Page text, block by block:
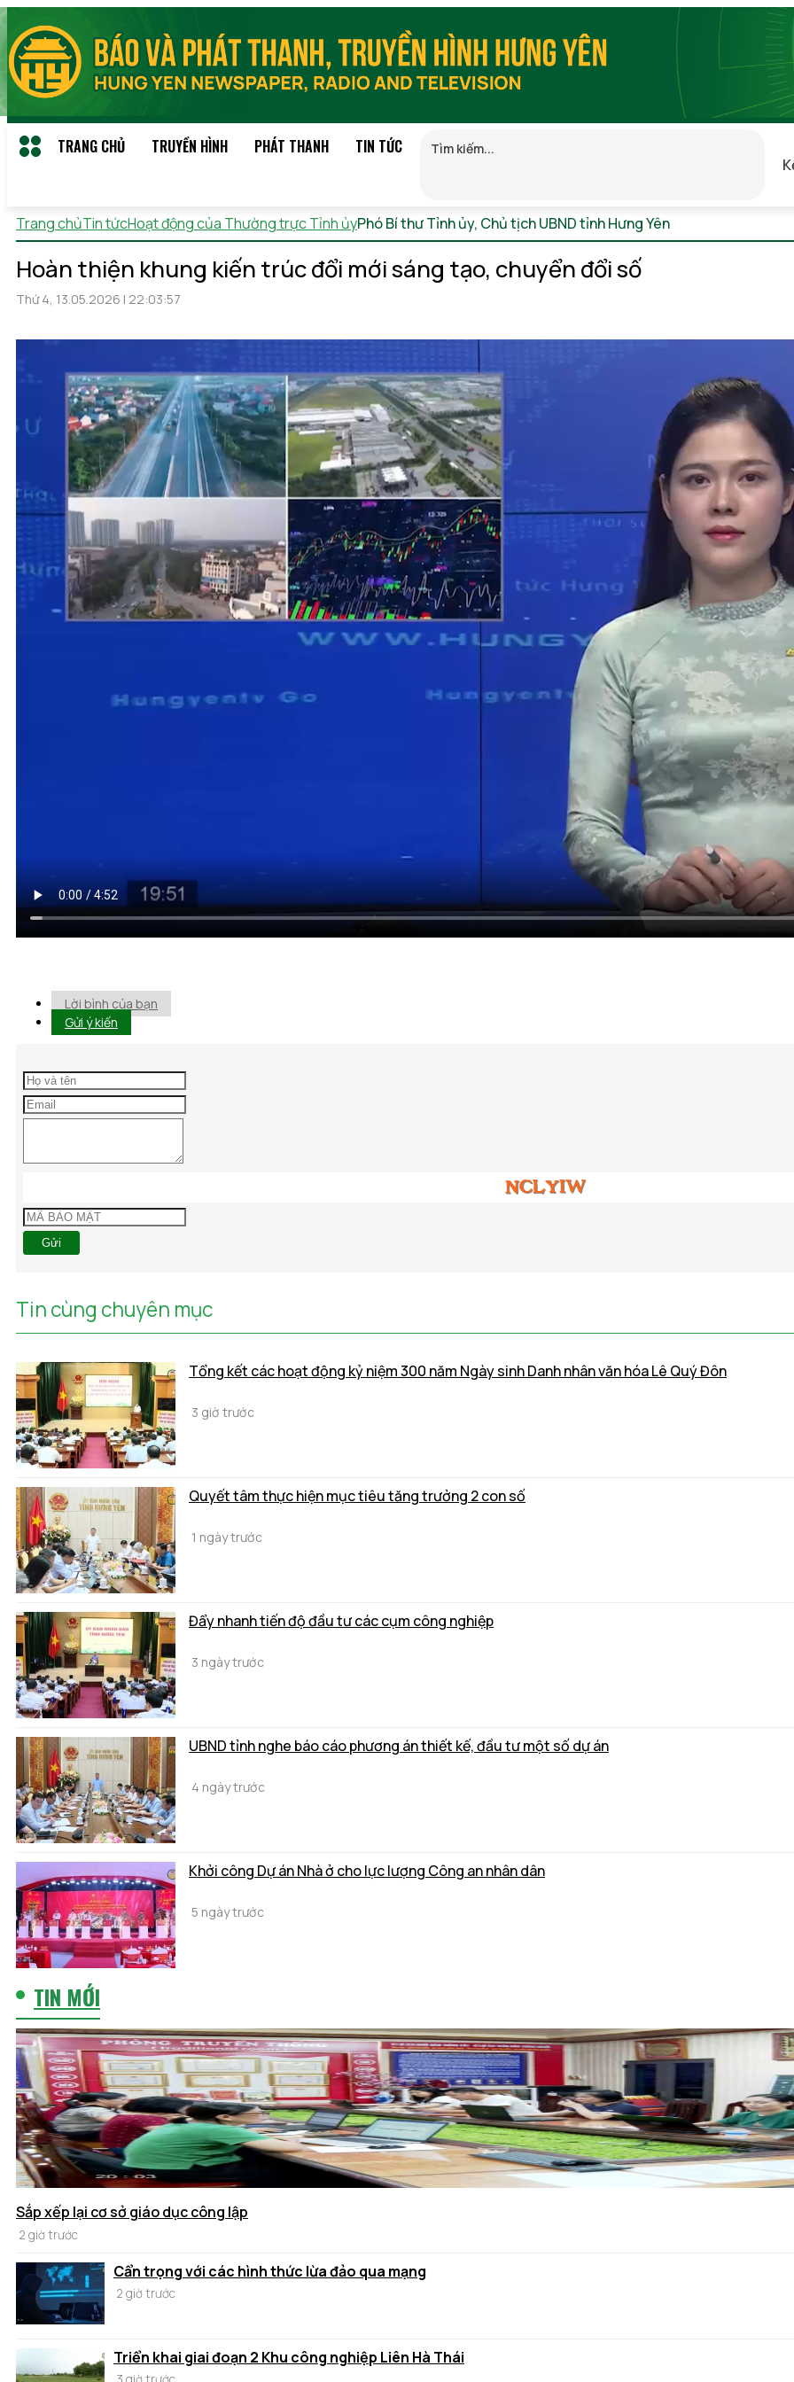
TRANG CHỦ TRUYỀN HÌNH PHÁT THANH TIN TỨC
Trang chủTin tứcHoạt động của Thường trực Tỉnh ủyPhó Bí thư Tỉnh ủy, Chủ tịch UBND tỉnh Hưng Yên
Hoàn thiện khung kiến trúc đổi mới sáng tạo, chuyển đổi số
Thứ 4, 13.05.2026 | 22:03:57
Lời bình của bạn
Gửi ý kiến
Gửi
Tin cùng chuyên mục
Tổng kết các hoạt động kỷ niệm 300 năm Ngày sinh Danh nhân văn hóa Lê Quý Đôn
3 giờ trước
Quyết tâm thực hiện mục tiêu tăng trưởng 2 con số
1 ngày trước
Đẩy nhanh tiến độ đầu tư các cụm công nghiệp
3 ngày trước
UBND tỉnh nghe báo cáo phương án thiết kế, đầu tư một số dự án
4 ngày trước
Khởi công Dự án Nhà ở cho lực lượng Công an nhân dân
5 ngày trước
TIN MỚI
Sắp xếp lại cơ sở giáo dục công lập
2 giờ trước
Cẩn trọng với các hình thức lừa đảo qua mạng
2 giờ trước
Triển khai giai đoạn 2 Khu công nghiệp Liên Hà Thái